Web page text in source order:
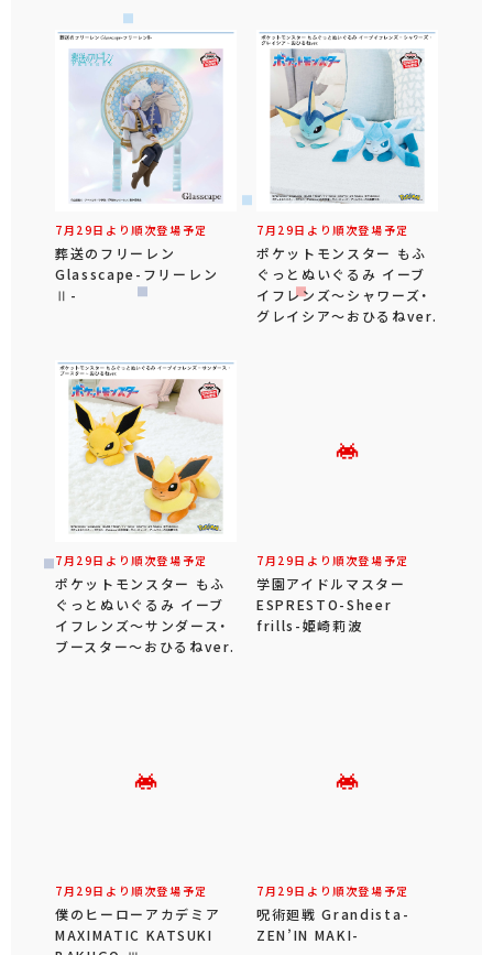
7月29日より順次登場予定
葬送のフリーレン
Glasscape-フリーレン
Ⅱ-
7月29日より順次登場予定
ポケットモンスター もふ
ぐっとぬいぐるみ イーブ
イフレンズ～シャワーズ・
グレイシア～おひるねver.
7月29日より順次登場予定
ポケットモンスター もふ
ぐっとぬいぐるみ イーブ
イフレンズ～サンダース・
ブースター～おひるねver.
7月29日より順次登場予定
学園アイドルマスター
ESPRESTO-Sheer
frills-姫崎莉波
7月29日より順次登場予定
僕のヒーローアカデミア
MAXIMATIC KATSUKI
7月29日より順次登場予定
呪術廻戦 Grandista-
ZEN’IN MAKI-